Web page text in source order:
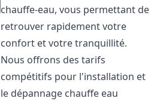
chauffe-eau, vous permettant de
retrouver rapidement votre
confort et votre tranquillité.
Nous offrons des tarifs
compétitifs pour l'installation et
le dépannage chauffe eau